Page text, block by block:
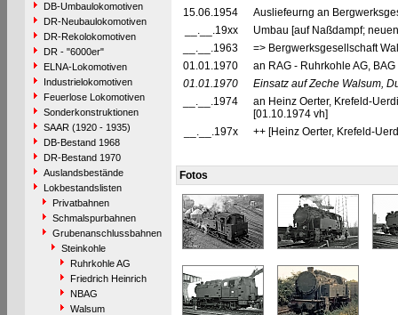
DB-Umbaulokomotiven
DR-Neubaulokomotiven
DR-Rekolokomotiven
DR - "6000er"
ELNA-Lokomotiven
Industrielokomotiven
Feuerlose Lokomotiven
Sonderkonstruktionen
SAAR (1920 - 1935)
DB-Bestand 1968
DR-Bestand 1970
Auslandsbestände
Lokbestandslisten
Privatbahnen
Schmalspurbahnen
Grubenanschlussbahnen
Steinkohle
Ruhrkohle AG
Friedrich Heinrich
NBAG
Walsum
15.06.1954
Ausliefeurng an
__.__.19xx
Umbau [auf Naßdampf;
__.__.1963
=> Bergwerksgesellschaft
01.01.1970
an RAG - Ruhrkohle AG,
01.01.1970
Einsatz auf Zeche Walsum,
__.__.1974
an Heinz Oerter, Krefeld-
[01.10.1974 vh]
__.__.197x
++ [Heinz Oerter, Krefeld-
Fotos